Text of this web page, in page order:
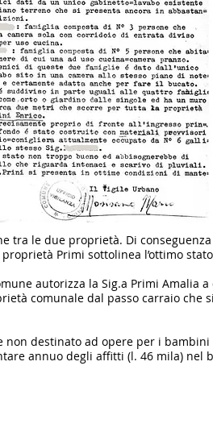
tra le due proprietà. Di
Primi sottolinea l’ottimo
autorizza la Sig.a Primi Amalia
comunale dal passo carraio che
destinato ad opere per i
annuo degli affitti (l. 46 mila) nel